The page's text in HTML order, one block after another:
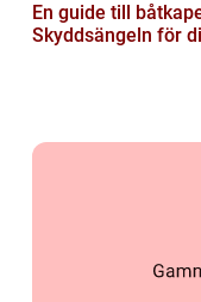
En guide till
Skyddsängeln för